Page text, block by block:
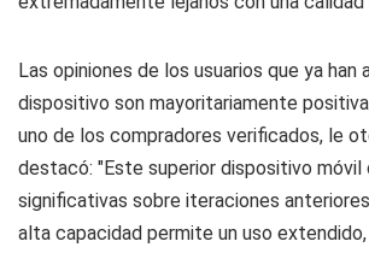
Las opiniones de los usuarios que ya han
dispositivo son mayoritariamente
uno de los compradores verificados, le
destacó: "Este superior dispositivo móvil
significativas sobre iteraciones
alta capacidad permite un uso